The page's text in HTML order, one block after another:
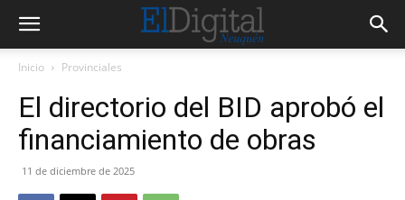
Inicio Provinciales
El directorio del BID aprobó el
financiamiento de obras
11 de diciembre de 2025